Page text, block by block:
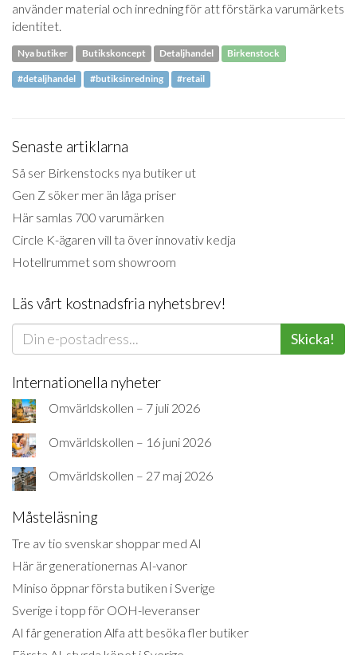
använder material och inredning för att förstärka varumärkets
identitet.
Nya butiker Butikskoncept Detaljhandel Birkenstock
#detaljhandel #butiksinredning #retail
Senaste artiklarna
Så ser Birkenstocks nya butiker ut
Gen Z söker mer än låga priser
Här samlas 700 varumärken
Circle K-ägaren vill ta över innovativ kedja
Hotellrummet som showroom
Läs vårt kostnadsfria nyhetsbrev!
Skicka!
Internationella nyheter
Omvärldskollen – 7 juli 2026
Omvärldskollen – 16 juni 2026
Omvärldskollen – 27 maj 2026
Måsteläsning
Tre av tio svenskar shoppar med AI
Här är generationernas AI-vanor
Miniso öppnar första butiken i Sverige
Sverige i topp för OOH-leveranser
AI får generation Alfa att besöka fler butiker